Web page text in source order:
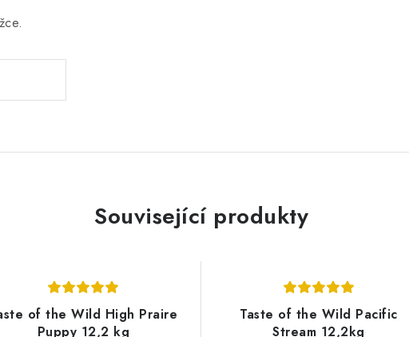
Související produkty
of the Wild High Praire
Puppy 12,2 kg
Taste of the Wild Pacific
Stream 12,2kg